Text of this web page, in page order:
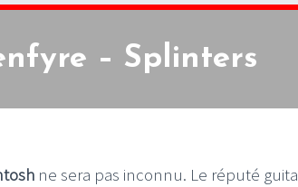
– Splinters
ne sera pas inconnu. Le réputé